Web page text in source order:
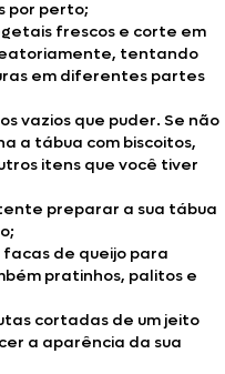
por perto;
frescos e corte em
tentando
em diferentes partes
vazios que puder. Se não
a tábua com biscoitos,
itens que você tiver
preparar a sua tábua
de queijo para
pratinhos, palitos e
cortadas de um jeito
a aparência da sua